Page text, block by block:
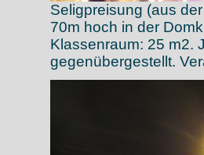
Seligpreisung (aus
70m hoch in der
Klassenraum: 25 m2.
gegenübergestellt.